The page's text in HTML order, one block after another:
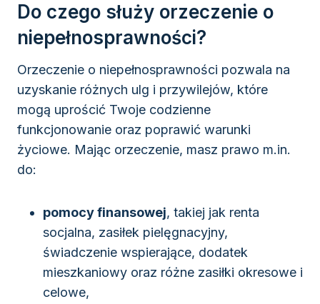
Do czego służy orzeczenie o
niepełnosprawności?
Orzeczenie o niepełnosprawności pozwala na
uzyskanie różnych ulg i przywilejów, które
mogą uprościć Twoje codzienne
funkcjonowanie oraz poprawić warunki
życiowe. Mając orzeczenie, masz prawo m.in.
do:
pomocy finansowej, takiej jak renta
socjalna, zasiłek pielęgnacyjny,
świadczenie wspierające, dodatek
mieszkaniowy oraz różne zasiłki okresowe i
celowe,